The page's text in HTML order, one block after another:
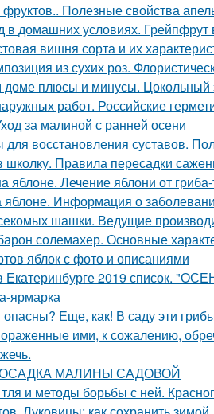
Полезные свойства
в домашних условиях. Грейпфрут
вишня сорта и их
из сухих роз.
доме плюсы и минусы. Цокольный
работ. Российские
за малиной с ранней осени
восстановления суставов.
Правила пересадки
яблоне. Лечение яблони от
яблоне. Информация о
шашки. Ведущие
солемахер. Основные
яблок с фото и описаниями
2019 список.
ярмарка
опасны? Еще, как! В саду эти
ими, к сожалению,
ПОСАДКА МАЛИНЫ САДОВОЙ
и методы борьбы с ней.